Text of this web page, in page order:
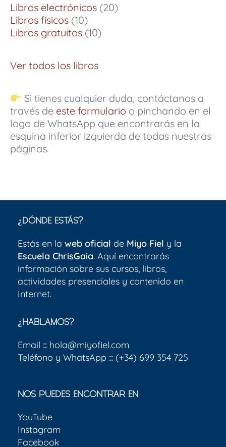
Libros electrónicos 20
Libros físicos 10
Libros gratuitos 10
Ver todos los libros
Si tienes cualquier duda, contáctanos a
través de este formulario o pinchando en el
logo de WhatsApp que encontrarás en la
esquina inferior izquierda de todas nuestras
páginas.
¿DÓNDE ESTÁS?
Estás en la web oficial de Miyo Fiel y la
Escuela ChrisGaia. Aquí encontrarás
información sobre sus cursos, libros,
actividades presenciales y contenido en
Internet.
¿HABLAMOS?
Email :: hola@miyofiel.com
Teléfono y WhatsApp :: (+34) 699 354 725
NOS PUEDES ENCONTRAR EN
YouTube
Instagram
Facebook